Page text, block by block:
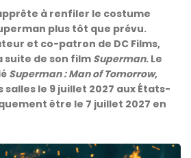
à renfiler le costume
plus tôt que prévu.
et co-patron de DC Films,
suite de son film Superman. Le
Superman : Man of Tomorrow,
le 9 juillet 2027 aux États-
être le 7 juillet 2027 en